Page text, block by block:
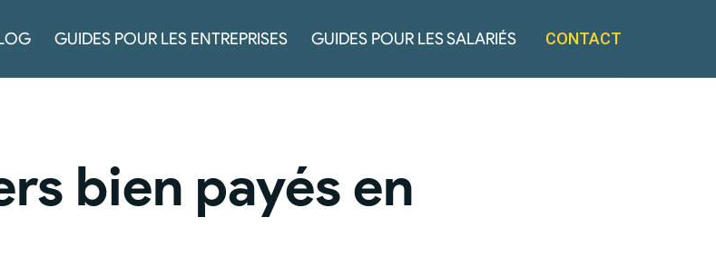
GUIDES POUR LES ENTREPRISES GUIDES POUR LES SALARIÉS CONTACT
bien payés en